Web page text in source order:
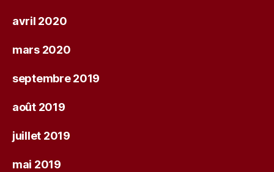
avril 2020
mars 2020
septembre 2019
août 2019
juillet 2019
mai 2019